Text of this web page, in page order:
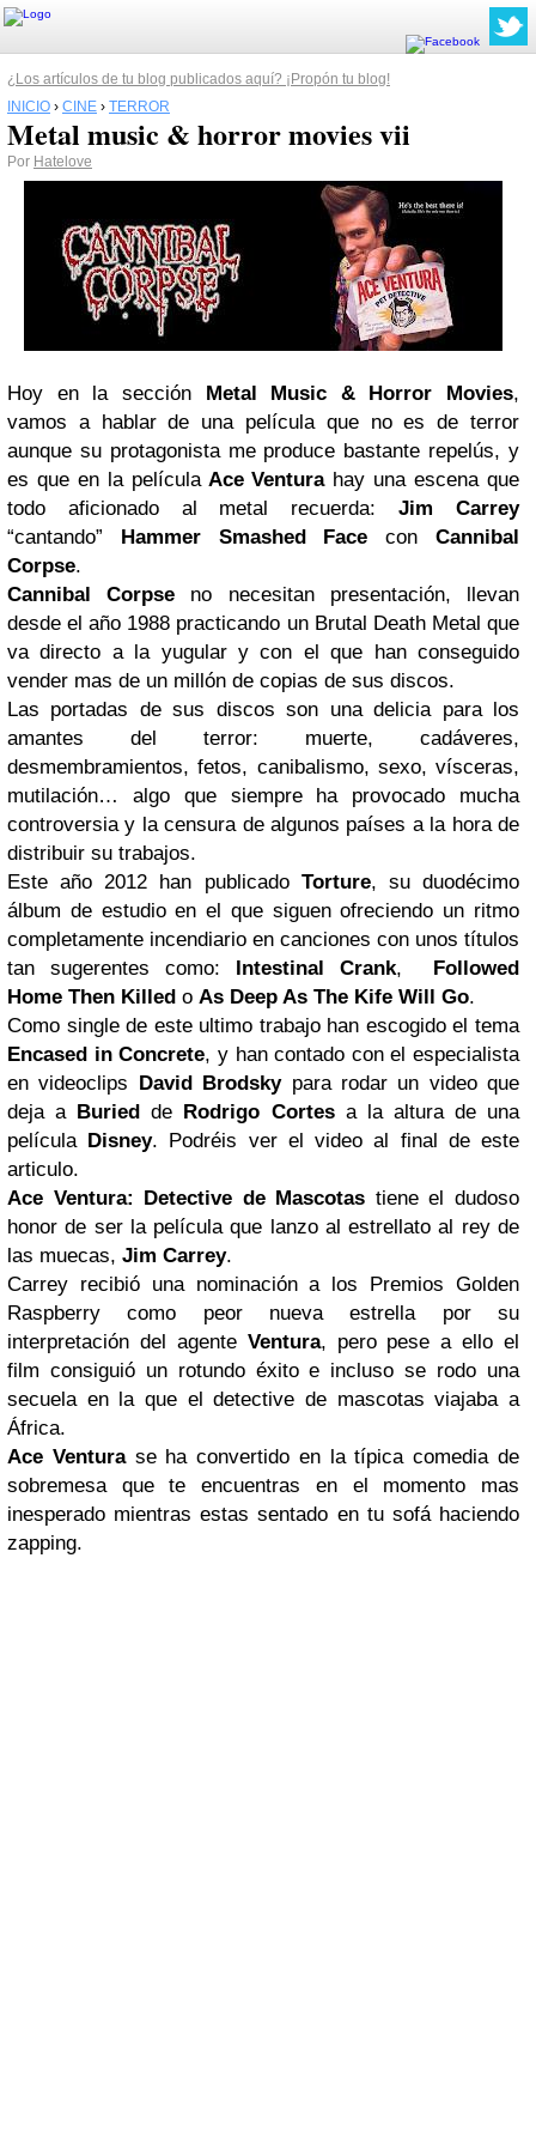
¿Los artículos de tu blog publicados aquí? ¡Propón tu blog!
INICIO › CINE › TERROR
Metal music & horror movies vii
Por Hatelove
Hoy en la sección Metal Music & Horror Movies,
vamos a hablar de una película que no es de terror
aunque su protagonista me produce bastante repelús, y
es que en la películaAce Venturahay una escena que
todo aficionado al metal recuerda:Jim Carrey
“cantando” Hammer Smashed Face con Cannibal
Corpse.
Cannibal Corpse no necesitan presentación, llevan
desde el año 1988 practicando un Brutal Death Metal que
va directo a la yugular y con el que han conseguido
vender mas de un millón de copias de sus discos.
Las portadas de sus discos son una delicia para los
amantes del terror: muerte, cadáveres,
desmembramientos, fetos, canibalismo, sexo, vísceras,
mutilación… algo que siempre ha provocado mucha
controversia y la censura de algunos países a la hora de
distribuir su trabajos.
Este año 2012 han publicado Torture, su duodécimo
álbum de estudio en el que siguen ofreciendo un ritmo
completamente incendiario en canciones con unos títulos
tan sugerentes como: Intestinal Crank, Followed
Home Then Killed o As Deep As The Kife Will Go.
Como single de este ultimo trabajo han escogido el tema
Encased in Concrete, y han contado con el especialista
en videoclips David Brodsky para rodar un video que
deja a Buriedde Rodrigo Cortes a la altura de una
película Disney. Podréis ver el video al final de este
articulo.
Ace Ventura: Detective de Mascotas tiene el dudoso
honor de ser la película que lanzo al estrellato al rey de
las muecas, Jim Carrey.
Carrey recibió una nominación a los Premios Golden
Raspberry como peor nueva estrella por su
interpretación del agente Ventura, pero pese a ello el
film consiguió un rotundo éxito e incluso se rodo una
secuela en la que el detective de mascotas viajaba a
África.
Ace Venturase ha convertido en la típica comedia de
sobremesa que te encuentras en el momento mas
inesperado mientras estas sentado en tu sofá haciendo
zapping.